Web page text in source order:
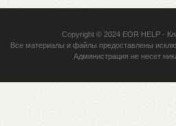
Copyright © 2024 EOR HELP-
Все материалы и файлы предоставлены
Администрация не несет